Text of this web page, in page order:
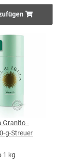
Granito -
g-Streuer
1 kg